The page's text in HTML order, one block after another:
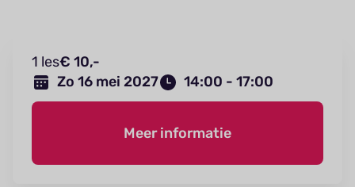
1 les€ 10,-
Zo 16 mei 2027
14:00 - 17:00
Meer informatie